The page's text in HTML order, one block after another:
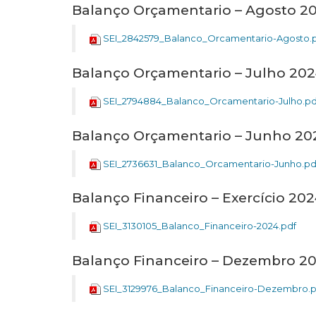
Balanço Orçamentario – Agosto
SEI_2842579_Balanco_Orcamentario-
Balanço Orçamentario – Julho
SEI_2794884_Balanco_Orcamentario-
Balanço Orçamentario – Junho
SEI_2736631_Balanco_Orcamentario-
Balanço Financeiro – Exercício
SEI_3130105_Balanco_Financeiro-2024.pdf
Balanço Financeiro – Dezembro
SEI_3129976_Balanco_Financeiro-